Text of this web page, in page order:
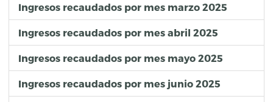
Ingresos recaudados por mes marzo 2025
Ingresos recaudados por mes abril 2025
Ingresos recaudados por mes mayo 2025
Ingresos recaudados por mes junio 2025